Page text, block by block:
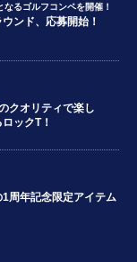
なるゴルフコンペを開催！
ンド、応募開始！
クオリティで楽し
ックT！
1周年記念限定アイテム